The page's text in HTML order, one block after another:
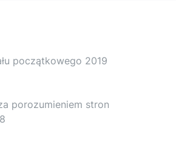
początkowego 2019
porozumieniem stron